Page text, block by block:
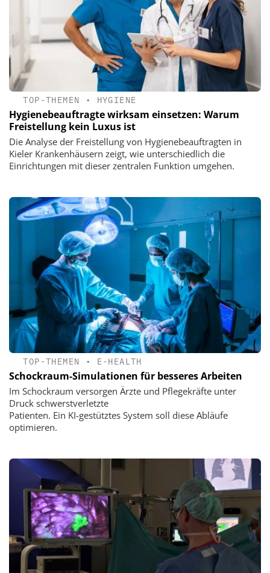
TOP-THEMEN • HYGIENE
Hygienebeauftragte wirksam einsetzen: Warum
Freistellung kein Luxus ist
Die Analyse der Freistellung von Hygienebeauftragten in
Kieler Krankenhäusern zeigt, wie unterschiedlich die
Einrichtungen mit dieser zentralen Funktion umgehen.
TOP-THEMEN • E-HEALTH
Schockraum-Simulationen für besseres Arbeiten
Im Schockraum versorgen Ärzte und Pflegekräfte unter
Druck schwerstverletzte
Patienten. Ein KI-gestütztes System soll diese Abläufe
optimieren.